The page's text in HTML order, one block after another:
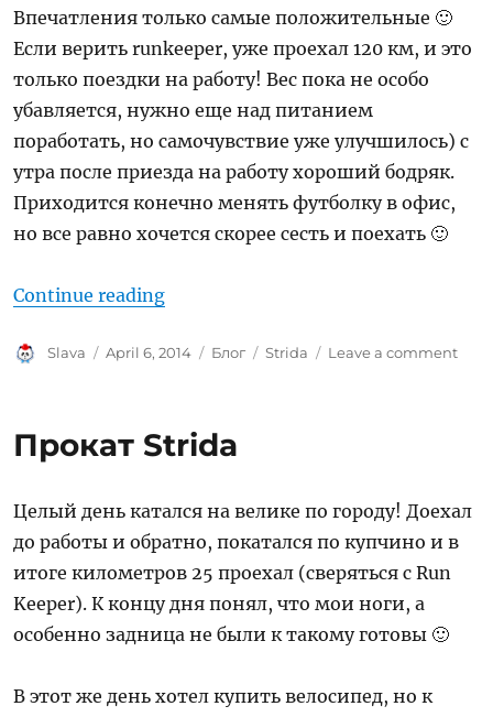
Впечатления только самые положительные 🙂
Если верить runkeeper, уже проехал 120 км, и это
только поездки на работу! Вес пока не особо
убавляется, нужно еще над питанием
поработать, но самочувствие уже улучшилось) с
утра после приезда на работу хороший бодряк.
Приходится конечно менять футболку в офис,
но все равно хочется скорее сесть и поехать 🙂
Continue reading“Strida впечатления после одной
Author
Slava
Posted
April 6, 2014 Categories
Блог Tags
Strida Leave a commenton
Прокат Strida
Целый день катался на велике по городу! Доехал
до работы и обратно, покатался по купчино и в
итоге километров 25 проехал (сверяться с Run
Keeper). К концу дня понял, что мои ноги, а
особенно задница не были к такому готовы 🙂
В этот же день хотел купить велосипед, но к